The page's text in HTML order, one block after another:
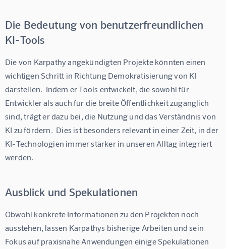
Die Bedeutung von benutzerfreundlichen
KI-Tools
Die von Karpathy angekündigten Projekte könnten einen
wichtigen Schritt in Richtung Demokratisierung von KI
darstellen.  Indem er Tools entwickelt, die sowohl für
Entwickler als auch für die breite Öffentlichkeit zugänglich
sind, trägt er dazu bei, die Nutzung und das Verständnis von
KI zu fördern.  Dies ist besonders relevant in einer Zeit, in der
KI-Technologien immer stärker in unseren Alltag integriert
werden.
Ausblick und Spekulationen
Obwohl konkrete Informationen zu den Projekten noch
ausstehen, lassen Karpathys bisherige Arbeiten und sein
Fokus auf praxisnahe Anwendungen einige Spekulationen